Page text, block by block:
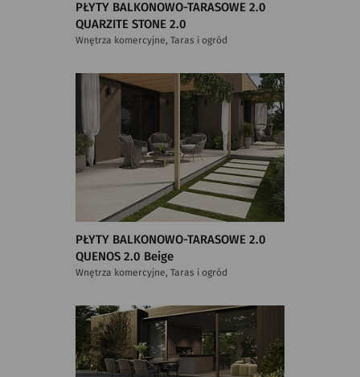
PŁYTY BALKONOWO-TARASOWE 2.0
QUARZITE STONE 2.0
Wnętrza komercyjne, Taras i ogród
PŁYTY BALKONOWO-TARASOWE 2.0
QUENOS 2.0 Beige
Wnętrza komercyjne, Taras i ogród